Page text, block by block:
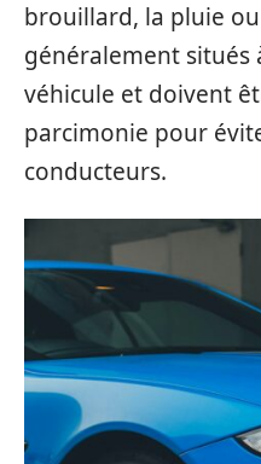
brouillard, la pluie
généralement situés
véhicule et doivent
parcimonie pour
conducteurs.